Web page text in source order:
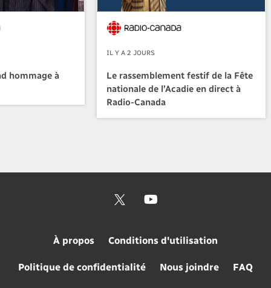
hommage à
IL Y A 2 JOURS
Le rassemblement festif de la Fête
nationale de l’Acadie en direct à
Radio-Canada
À propos Conditions d'utilisation
Politique de confidentialité Nous joindre FAQ